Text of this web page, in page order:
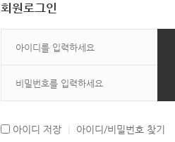
회원로그인
아이디 저장 아이디/비밀번호 찾기